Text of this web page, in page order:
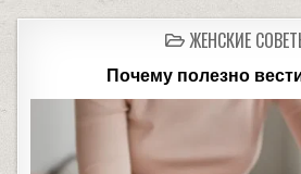
ЖЕНСКИЕ
Почему полезно